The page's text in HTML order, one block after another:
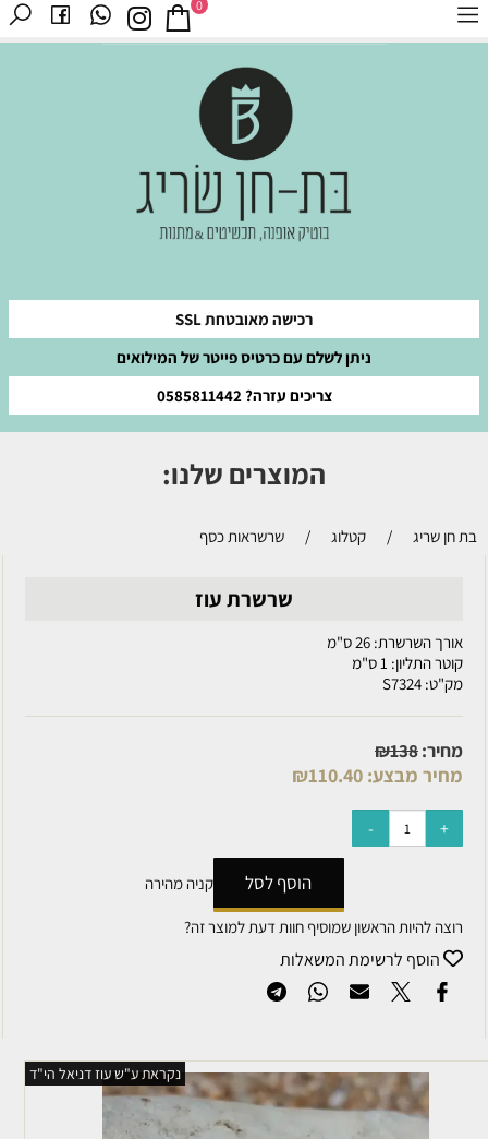
רכישה מאובטחת SSL
ניתן לשלם עם כרטיס פייטר של המילואים
צריכים עזרה? 0585811442
0
המוצרים שלנו:
בת חן שריג / קטלוג / שרשראות כסף
שרשרת עוז
אורך השרשרת: 26 ס"מ
קוטר התליון: 1 ס"מ
מק"ט: S7324
מחיר: ₪138
מחיר מבצע: ₪110.40
הוסף לסל קניה מהירה
רוצה להיות הראשון שמוסיף חוות דעת למוצר זה?
הוסף לרשימת המשאלות
נקראת ע"ש עוז דניאל הי"ד